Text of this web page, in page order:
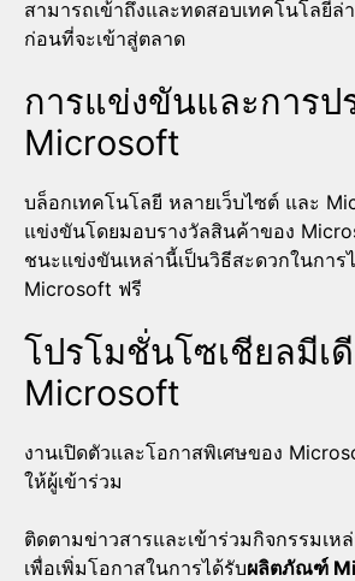
สามารถเข้าถึงและทดสอบเทคโนโลยีล่
ก่อนที่จะเข้าสู่ตลาด
การแข่งขันและการป
Microsoft
บล็อกเทคโนโลยี หลายเว็บไซต์ และ
แข่งขันโดยมอบรางวัลสินค้าของ
ชนะแข่งขันเหล่านี้เป็นวิธีสะดวกในการ
Microsoft ฟรี
โปรโมชั่นโซเชียลมีเ
Microsoft
งานเปิดตัวและโอกาสพิเศษของ
ให้ผู้เข้าร่วม
ติดตามข่าวสารและเข้าร่วมกิจกรรมเห
เพื่อเพิ่มโอกาสในการได้รับผลิตภัณฑ์